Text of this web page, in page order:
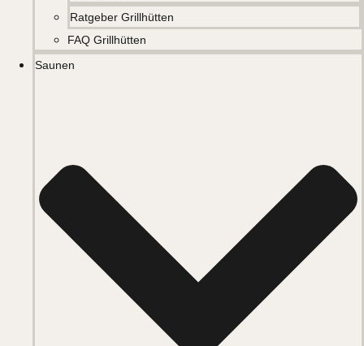
Ratgeber Grillhütten
FAQ Grillhütten
Saunen